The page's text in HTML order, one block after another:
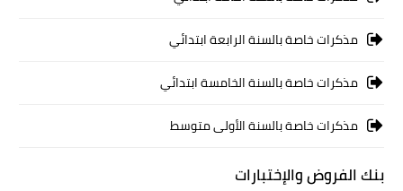
مذكرات خاصة بالسنة الرابعة ابتدائي
مذكرات خاصة بالسنة الخامسة ابتدائي
مذكرات خاصة بالسنة الأولى متوسط
بنك الفروض والإختبارات